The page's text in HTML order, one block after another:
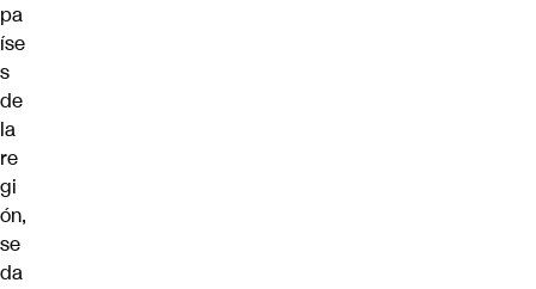
pa
íse
s
de
la
re
gi
ón,
se
da